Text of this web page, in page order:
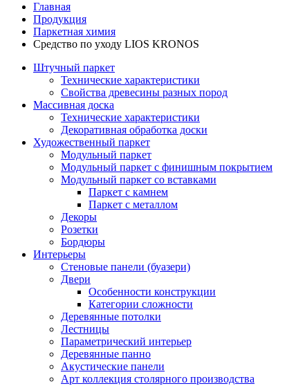
Главная
Продукция
Паркетная химия
Средство по уходу LIOS KRONOS
Штучный паркет
Технические характеристики
Свойства древесины разных пород
Массивная доска
Технические характеристики
Декоративная обработка доски
Художественный паркет
Модульный паркет
Модульный паркет с финишным покрытием
Модульный паркет со вставками
Паркет с камнем
Паркет с металлом
Декоры
Розетки
Бордюры
Интерьеры
Стеновые панели (буазери)
Двери
Особенности конструкции
Категории сложности
Деревянные потолки
Лестницы
Параметрический интерьер
Деревянные панно
Акустические панели
Арт коллекция столярного производства